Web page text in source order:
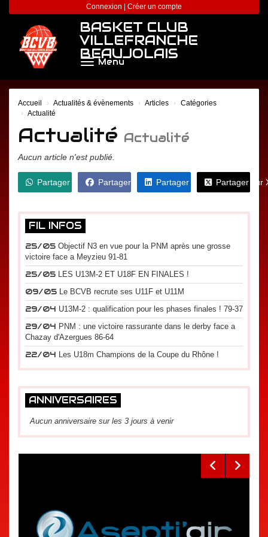
Connexion Créer un compte
BASKET CLUB
VILLEFRANCHE
BEAUJOLAIS
Menu
Accueil Actualités & évènements Articles
Catégories
Actualité
Actualité Actualité
Aucun article n'est publié.
Partager sur WhatsAppPartager sur FacebookPartager sur LinkedInPartager sur
FIL INFOS
25/05 Objectif N3 en vue pour la PNM après une grosse
victoire face a Meyzieu 91-81
25/05 LES U13M-2 ET U18F EN FINALES !
09/05 Le BCVB recrute ses U11F et U11M
29/04 U13M-2 : qualification pour les phases finales ! 79-37
29/04 PNM : une victoire rassurante dans le derby face a
Chazay d'Azergues 86-64
22/04 Les U18m Champions de la Coupe du Rhône !
ANNIVERSAIRES
Aucun anniversaire sur les 3 jours à venir
Panneau de gestion des cookies